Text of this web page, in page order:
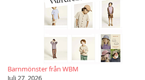
Barnmönster från WBM